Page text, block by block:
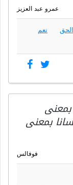
عمرو عبد العزيز
الحق
نعم
بمعنى
فوفالس